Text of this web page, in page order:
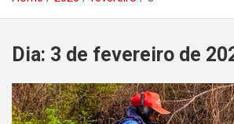
Dia: 3 de fevereiro de